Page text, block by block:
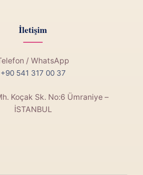
İletişim
/ WhatsApp
+90 541 317 00 37
Koçak Sk. No:6 Ümraniye –
İSTANBUL